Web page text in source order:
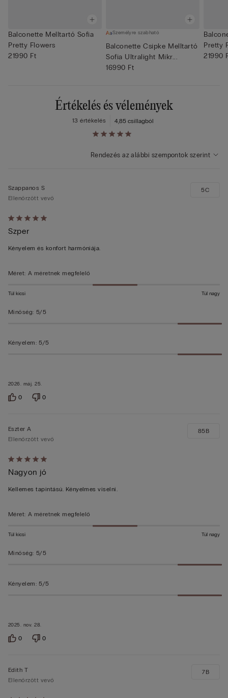
Balconette Melltartó Sofia
Pretty Flowers
21990 Ft
Személyre szabható
Balconette Csipke Melltartó
Sofia Ultralight Mikr...
16990 Ft
Pretty
21990
Értékelés és vélemények
4,85 csillagból
13 értékelés
Rendezés az alábbi szempontok szerint
Értékelés:
5/5
2026. máj. 25.
Szappanos S
Ellenőrzött vevő
Szper
Kényelem és konfort harmóniája.
5C
Méret: A méretnek megfelelő
Túl kicsi Túl nagy
Minőség: 5/5
Kényelem: 5/5
0 0
Értékelés:
5/5
2025. nov. 28.
Eszter A
Ellenőrzött vevő
Nagyon jó
Kellemes tapintású. Kényelmes viselni.
85B
Méret: A méretnek megfelelő
Túl kicsi Túl nagy
Minőség: 5/5
Kényelem: 5/5
0 0
Edith T
Ellenőrzött vevő
7B